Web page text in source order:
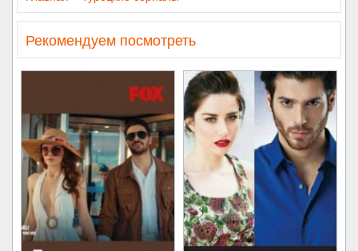
Рекомендуем посмотреть